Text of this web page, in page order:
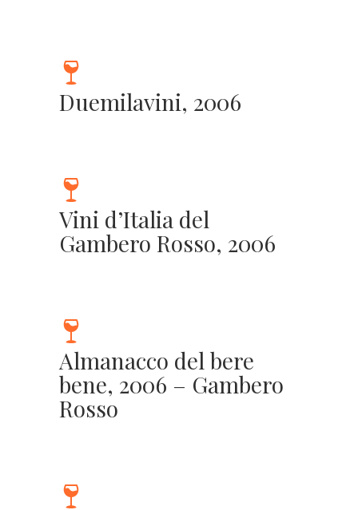
Duemilavini, 2006
Vini d’Italia del
Gambero Rosso, 2006
Almanacco del bere
bene, 2006 – Gambero
Rosso